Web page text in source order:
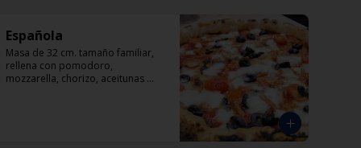
Española
Masa de 32 cm. tamaño familiar,
rellena con pomodoro,
mozzarella, chorizo, aceitunas